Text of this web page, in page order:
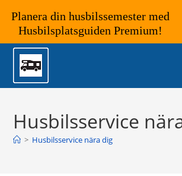
Hoppa
innehållet
Husbilsservice
> Husbilsservice nära dig
Planera din husbilssemester med
Husbilsplatsguiden Premium!